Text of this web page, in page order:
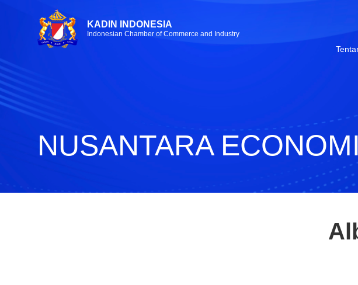
KADIN INDONESIA
Indonesian Chamber of Commerce and Industry
NUSANTARA